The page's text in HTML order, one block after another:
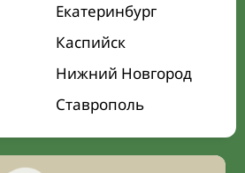
Екатеринбург
Каспийск
Нижний Новгород
Ставрополь